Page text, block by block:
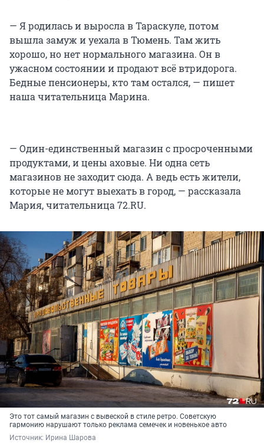
— Я родилась и выросла в Тараскуле, потом
вышла замуж и уехала в Тюмень. Там жить
хорошо, но нет нормального магазина. Он в
ужасном состоянии и продают всё втридорога.
Бедные пенсионеры, кто там остался, — пишет
наша читательница Марина.
— Один-единственный магазин с просроченными
продуктами, и цены аховые. Ни одна сеть
магазинов не заходит сюда. А ведь есть жители,
которые не могут выехать в город, — рассказала
Мария, читательница 72.RU.
Это тот самый магазин с вывеской в стиле ретро. Советскую
гармонию нарушают только реклама семечек и новенькое авто
Источник: Ирина Шарова